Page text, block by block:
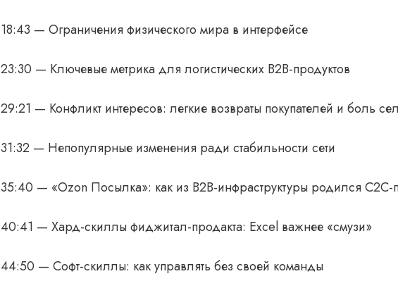
18:43 — Ограничения физического мира в интерфейсе
23:30 — Ключевые метрика для логистических B2B-продуктов
29:21 — Конфликт интересов: легкие возвраты покупателей и боль
31:32 — Непопулярные изменения ради стабильности сети
35:40 — «Ozon Посылка»: как из B2B-инфраструктуры родился C2C-
40:41 — Хард-скиллы фиджитал-продакта: Excel важнее «смузи»
44:50 — Софт-скиллы: как управлять без своей команды